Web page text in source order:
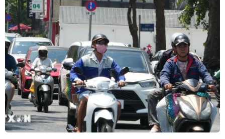
một số khu vực miền núi Quảng Trị
09/08/2026 04:35
Bão Dolphin gây ảnh hưởng diện
rộng tại miền Đông Trung Quốc
09/08/2026 04:23
Nhật Bản: Sạt lở đất khiến gần 400